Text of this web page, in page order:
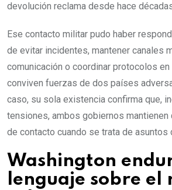
devolución reclama desde hace
Ese contacto militar pudo haber
de evitar incidentes, mantener canales
comunicación o coordinar protocolos en
conviven fuerzas de dos países
caso, su sola existencia confirma que,
tensiones, ambos gobiernos
de contacto cuando se trata de asuntos
Washington
lenguaje sobre el